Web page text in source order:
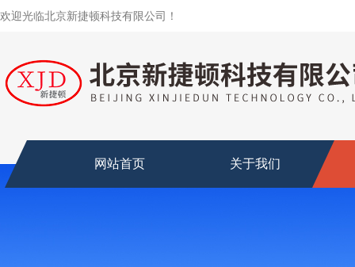
欢迎光临北京新捷顿科技有限公司！
网站首页 关于我们